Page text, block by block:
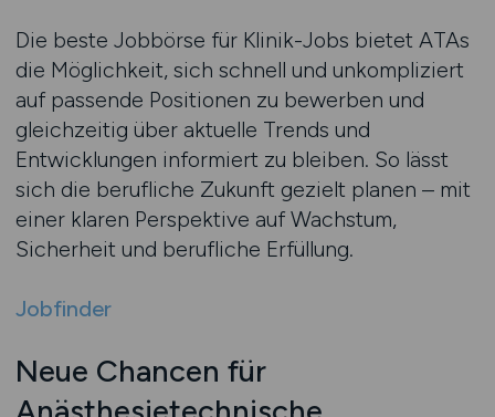
Die beste Jobbörse für Klinik-Jobs bietet ATAs
die Möglichkeit, sich schnell und unkompliziert
auf passende Positionen zu bewerben und
gleichzeitig über aktuelle Trends und
Entwicklungen informiert zu bleiben. So lässt
sich die berufliche Zukunft gezielt planen – mit
einer klaren Perspektive auf Wachstum,
Sicherheit und berufliche Erfüllung.
Jobfinder
Neue Chancen für